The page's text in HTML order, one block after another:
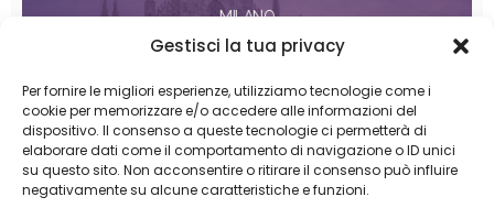
Gestisci la tua privacy
Per fornire le migliori esperienze, utilizziamo tecnologie come i
cookie per memorizzare e/o accedere alle informazioni del
dispositivo. Il consenso a queste tecnologie ci permetterà di
elaborare dati come il comportamento di navigazione o ID unici
su questo sito. Non acconsentire o ritirare il consenso può influire
negativamente su alcune caratteristiche e funzioni.
MILANO
TORINO